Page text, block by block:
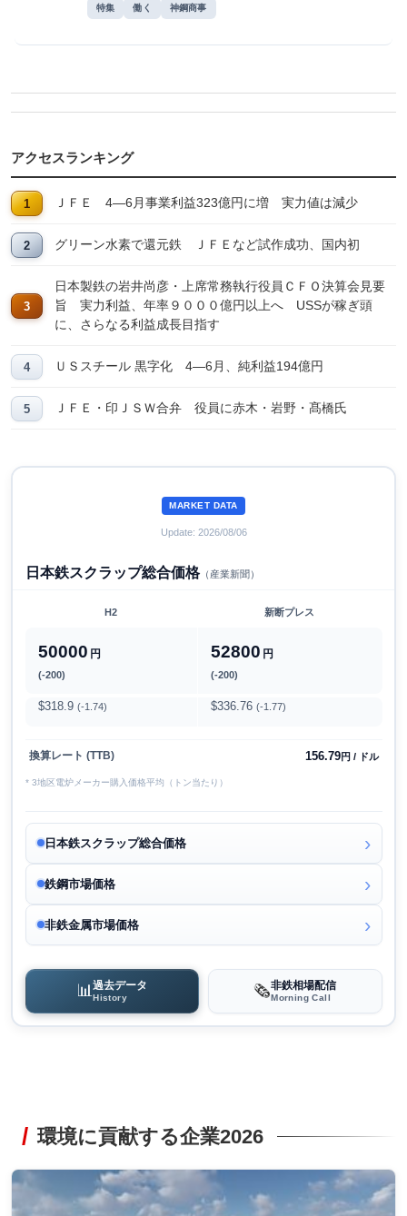
特集 働く 神鋼商事
アクセスランキング
ＪＦＥ 4―6月事業利益323億円に増 実力値は減少
グリーン水素で還元鉄 ＪＦＥなど試作成功、国内初
日本製鉄の岩井尚彦・上席常務執行役員ＣＦＯ決算会見要
旨 実力利益、年率９０００億円以上へ USSが稼ぎ頭
に、さらなる利益成長目指す
ＵＳスチール 黒字化 4―6月、純利益194億円
ＪＦＥ・印ＪＳＷ合弁 役員に赤木・岩野・髙橋氏
MARKET DATA
Update: 2026/08/06
日本鉄スクラップ総合価格（産業新聞）
H2 新断プレス
50000 円
(-200)
52800 円
(-200)
$318.9 (-1.74) $336.76 (-1.77)
換算レート (TTB) 156.79円 / ドル
* 3地区電炉メーカー購入価格平均（トン当たり）
日本鉄スクラップ総合価格
鉄鋼市場価格
非鉄金属市場価格
📊過去データ
History 🗞️非鉄相場配信
Morning Call
環境に貢献する企業2026